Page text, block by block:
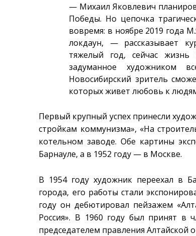
— Михаил Яковлевич
Победы. Но цепочка
вовремя: в ноябре 2019 года
локдаун, — рассказывает
тяжелый год, сейчас
задуманное художником
Новосибирский зритель
которых живет любовь к
Первый крупный успех принесли
стройкам коммунизма», «На
котельном заводе. Обе картины
Барнауле, а в 1952 году — в Москве.
В 1954 году художник переехал в
города, его работы стали
году он дебютировал пейзажем
Россия». В 1960 году был принят
председателем правления